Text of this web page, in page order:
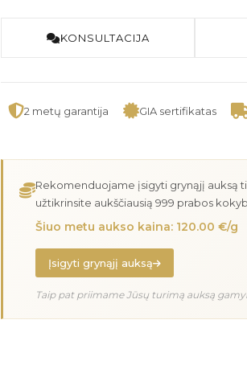
KONSULTACIJA
2 metų garantija GIA sertifikatas
Rekomenduojame įsigyti grynąjį auksą
užtikrinsite aukščiausią 999 prabos
Šiuo metu aukso kaina: 120.00 €/g
Įsigyti grynąjį auksą
Taip pat priimame Jūsų turimą auksą